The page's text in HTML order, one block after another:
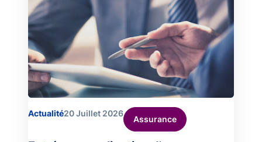
Actualité20 Juillet 2026
Assurance